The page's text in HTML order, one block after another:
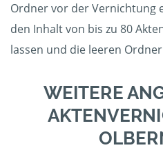
Ordner vor der Vernichtung
den Inhalt von bis zu 80
lassen und die leeren
WEITERE